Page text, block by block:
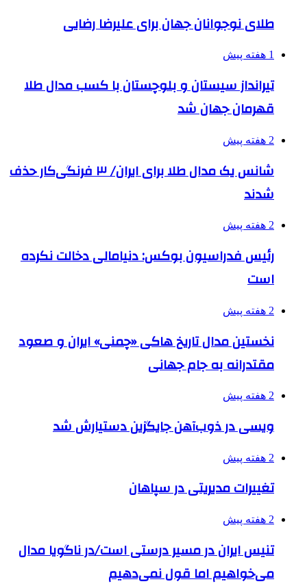
طلای نوجوانان جهان برای علیرضا رضایی
1 هفته پیش
تیرانداز سیستان و بلوچستان با کسب مدال طلا
قهرمان جهان شد
2 هفته پیش
شانس یک مدال طلا برای ایران/ ۳ فرنگی‌کار حذف
شدند
2 هفته پیش
رئیس فدراسیون بوکس: دنیامالی دخالت نکرده
است
2 هفته پیش
نخستین مدال تاریخ هاکی «چمنی» ایران و صعود
مقتدرانه به جام جهانی
2 هفته پیش
ویسی در ذوب‌آهن جایگزین دستیارش شد
2 هفته پیش
تغییرات مدیریتی در سپاهان
2 هفته پیش
تنیس ایران در مسیر درستی است/در ناگویا مدال
می‌خواهیم اما قول نمی‌دهیم